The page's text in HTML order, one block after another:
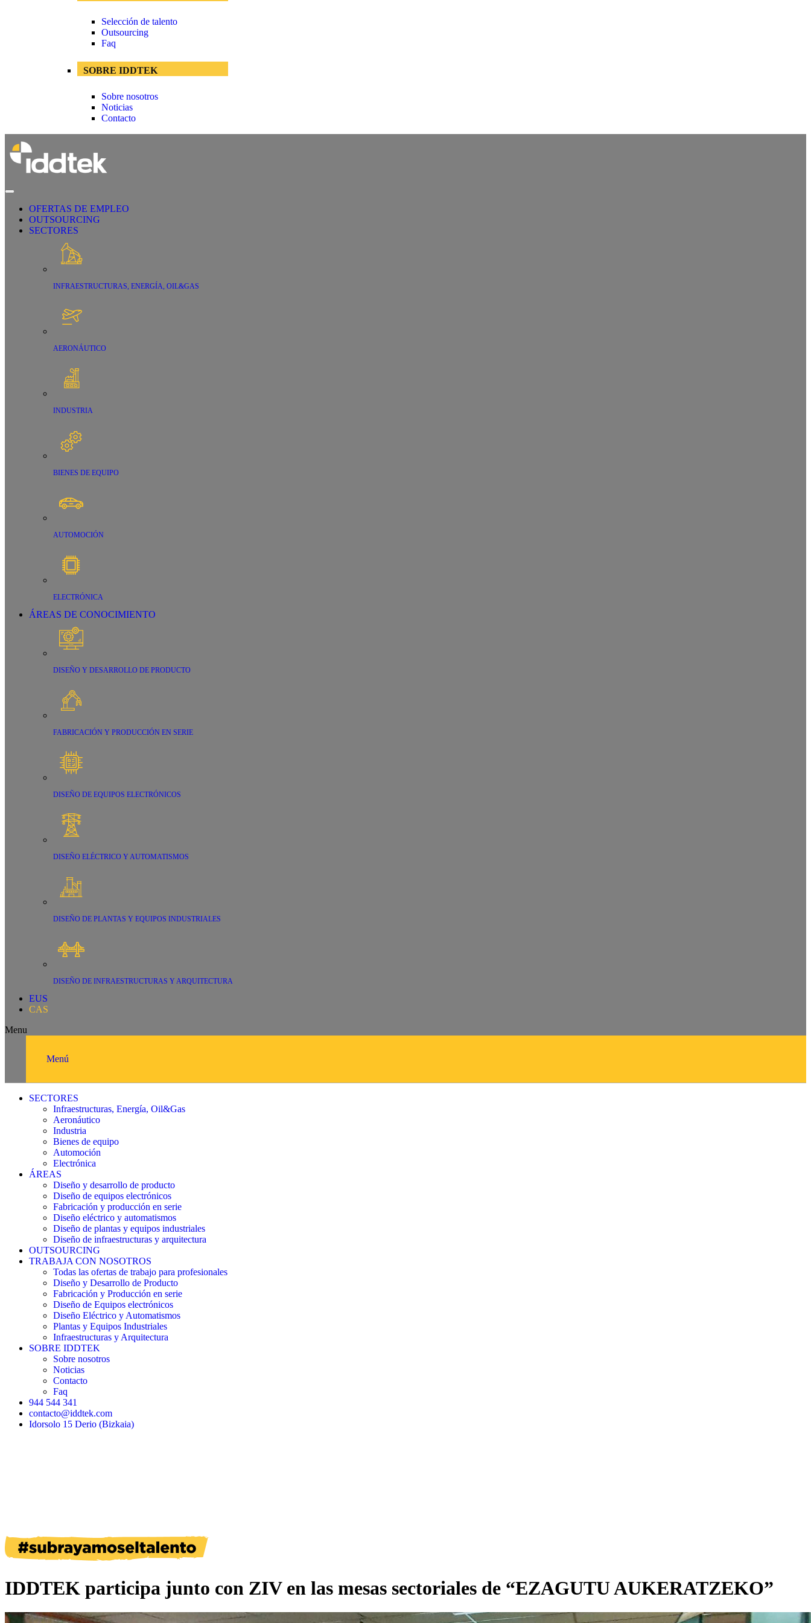
Selección de talento
Outsourcing
Faq
SOBRE IDDTEK
Sobre nosotros
Noticias
Contacto
OFERTAS DE EMPLEO
OUTSOURCING
SECTORES
INFRAESTRUCTURAS, ENERGÍA, OIL&GAS
AERONÁUTICO
INDUSTRIA
BIENES DE EQUIPO
AUTOMOCIÓN
ELECTRÓNICA
ÁREAS DE CONOCIMIENTO
DISEÑO Y DESARROLLO DE PRODUCTO
FABRICACIÓN Y PRODUCCIÓN EN SERIE
DISEÑO DE EQUIPOS ELECTRÓNICOS
DISEÑO ELÉCTRICO Y AUTOMATISMOS
DISEÑO DE PLANTAS Y EQUIPOS INDUSTRIALES
DISEÑO DE INFRAESTRUCTURAS Y ARQUITECTURA
EUS
CAS
Menu
Menú
SECTORES
Infraestructuras, Energía, Oil&Gas
Aeronáutico
Industria
Bienes de equipo
Automoción
Electrónica
ÁREAS
Diseño y desarrollo de producto
Diseño de equipos electrónicos
Fabricación y producción en serie
Diseño eléctrico y automatismos
Diseño de plantas y equipos industriales
Diseño de infraestructuras y arquitectura
OUTSOURCING
TRABAJA CON NOSOTROS
Todas las ofertas de trabajo para profesionales
Diseño y Desarrollo de Producto
Fabricación y Producción en serie
Diseño de Equipos electrónicos
Diseño Eléctrico y Automatismos
Plantas y Equipos Industriales
Infraestructuras y Arquitectura
SOBRE IDDTEK
Sobre nosotros
Noticias
Contacto
Faq
944 544 341
contacto@iddtek.com
Idorsolo 15 Derio (Bizkaia)
IDDTEK participa junto con ZIV en las mesas sectoriales de “EZAGUTU AUKERATZEKO”